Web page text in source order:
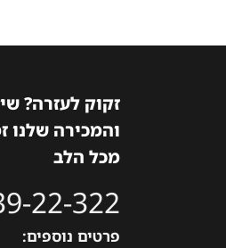
זקוק לעזרה?
והמכירה שלנו
מכל הלב
22-322
פרטים נוספים: